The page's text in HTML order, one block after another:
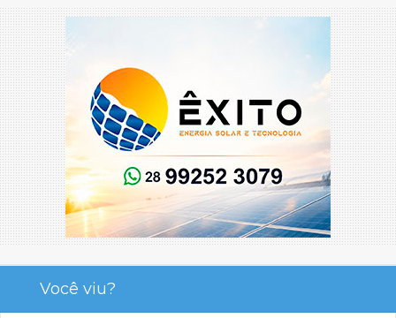
Você viu?